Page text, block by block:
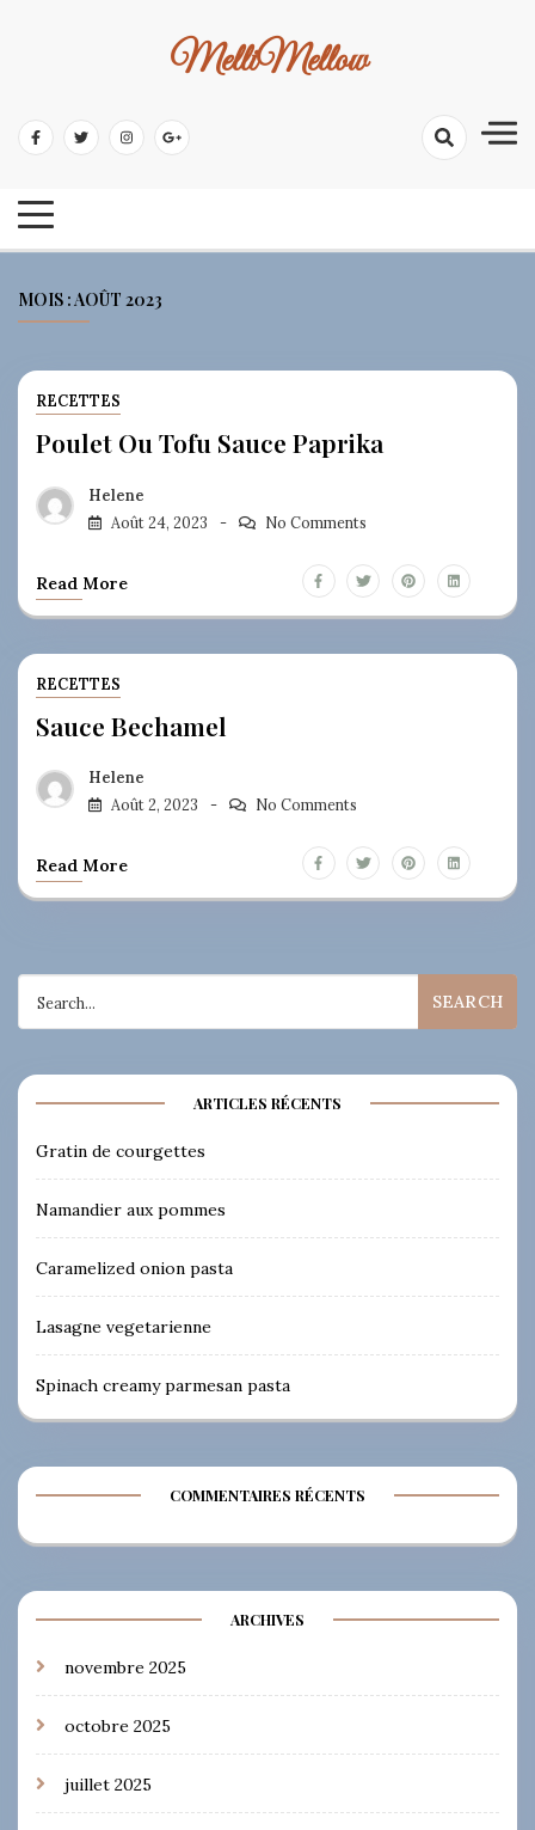
MelliMellow
MOIS :AOÛT 2023
RECETTES
Poulet Ou Tofu Sauce Paprika
Helene
Août 24, 2023
No Comments
Read More
RECETTES
Sauce Bechamel
Helene
Août 2, 2023
No Comments
Read More
for:
ARTICLES RÉCENTS
Gratin de courgettes
Namandier aux pommes
Caramelized onion pasta
Lasagne vegetarienne
Spinach creamy parmesan pasta
COMMENTAIRES RÉCENTS
ARCHIVES
novembre 2025
octobre 2025
juillet 2025